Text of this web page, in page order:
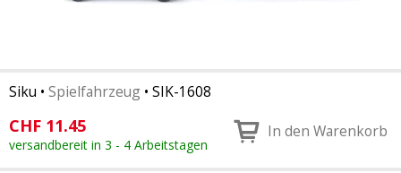
Siku • Spielfahrzeug • SIK-1608
CHF 11.45
versandbereit in 3 - 4 Arbeitstagen
In den Warenkorb